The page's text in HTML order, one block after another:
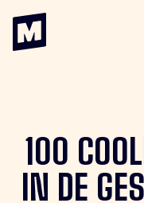
100
IN DE